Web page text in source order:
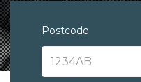
Postcode